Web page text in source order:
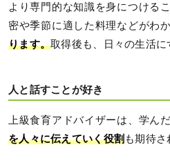
より専門的な知識を身につける
密や季節に適した料理などがわ
ります。取得後も、日々の生活に
人と話すことが好き
上級食育アドバイザーは、学ん
を人々に伝えていく役割も期待さ